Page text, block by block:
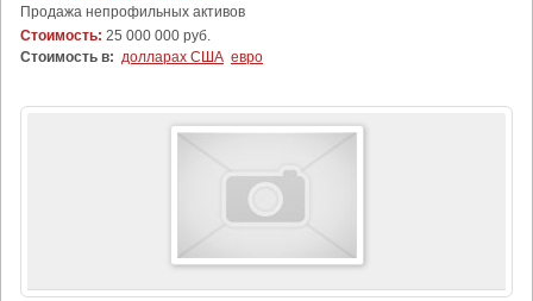
Продажа непрофильных активов
Стоимость: 25 000 000 руб.
Стоимость в: долларах США евро